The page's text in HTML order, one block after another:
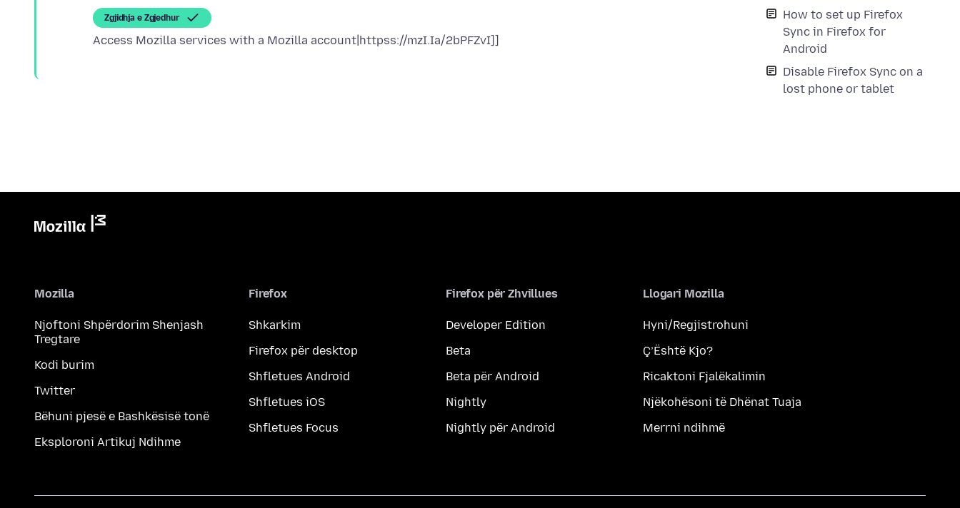
How to set up Firefox
Sync in Firefox for
Android
Disable Firefox Sync on a
lost phone or tablet
Zgjidhja e Zgjedhur
Mozilla
Njoftoni Shpërdorim Shenjash
Tregtare
Kodi burim
Twitter
Bëhuni pjesë e Bashkësisë tonë
Eksploroni Artikuj Ndihme
Firefox
Shkarkim
Firefox për desktop
Shfletues Android
Shfletues iOS
Shfletues Focus
Firefox për Zhvillues
Developer Edition
Beta
Beta për Android
Nightly
Nightly për Android
Llogari Mozilla
Hyni/Regjistrohuni
Ç’Është Kjo?
Ricaktoni Fjalëkalimin
Njëkohësoni të Dhënat Tuaja
Merrni ndihmë